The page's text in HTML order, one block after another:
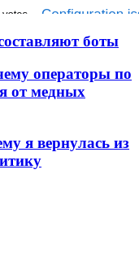
боты
операторы по
от медных
я вернулась из